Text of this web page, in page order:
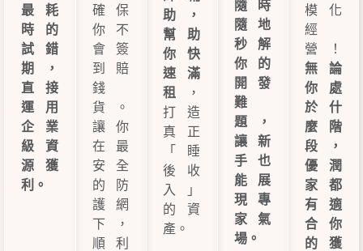
最耗
時的
試錯
期，
直接
運用
企業
級資
源獲
利。
確保
你不
會簽
到賠
錢
貨。
讓你
在最
安全
的防
護網
下，
順利
助，
幫助
你快
速滿
租
，
打造
真正
「睡
後收
入」
的資
產。
隨時
隨地
秒解
你的
開發
難
題，
讓新
手也
能展
現專
家氣
場。
模化
經
營！
無論
你處
於什
麼階
段，
優潤
家都
有適
合你
的獲